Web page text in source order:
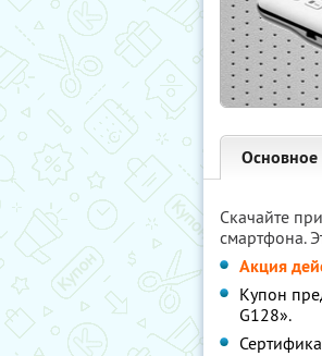
Основное
Скачайте
смартфона.
Акция
Купон
G128».